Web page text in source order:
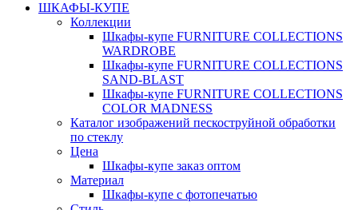
ШКАФЫ-КУПЕ
Коллекции
Шкафы-купе FURNITURE COLLECTIONS
WARDROBE
Шкафы-купе FURNITURE COLLECTIONS
SAND-BLAST
Шкафы-купе FURNITURE COLLECTIONS
COLOR MADNESS
Каталог изображений пескоструйной обработки
по стеклу
Цена
Шкафы-купе заказ оптом
Материал
Шкафы-купе с фотопечатью